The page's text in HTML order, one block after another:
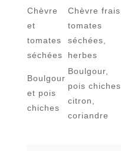
Chèvre
et
tomates
séchées
Chèvre frais,
tomates
séchées,
herbes
Boulgour
et pois
chiches
Boulgour,
pois chiches,
citron,
coriandre